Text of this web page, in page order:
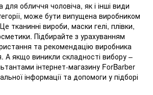
обличчя чоловіча, як і інші види
може бути випущена виробником
тканинні вироби, маски гелі, плівки,
Підбирайте з урахуванням
та рекомендацію виробника
А якщо виникли складності вибору –
інтернет-магазину ForBarber
інформації та допомоги у підборі